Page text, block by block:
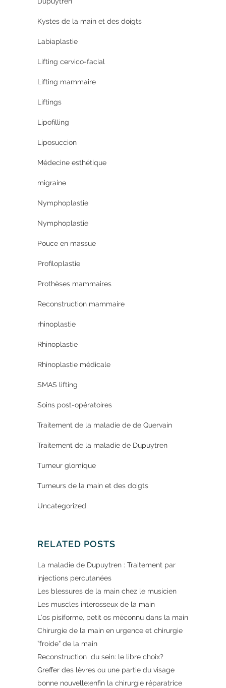
Kystes de la main et des doigts
Labiaplastie
Lifting cervico-facial
Lifting mammaire
Liftings
Lipofilling
Liposuccion
Médecine esthétique
migraine
Nymphoplastie
Nymphoplastie
Pouce en massue
Profiloplastie
Prothèses mammaires
Reconstruction mammaire
rhinoplastie
Rhinoplastie
Rhinoplastie médicale
SMAS lifting
Soins post-opératoires
Traitement de la maladie de de Quervain
Traitement de la maladie de Dupuytren
Tumeur glomique
Tumeurs de la main et des doigts
Uncategorized
RELATED POSTS
La maladie de Dupuytren : Traitement par
injections percutanées
Les blessures de la main chez le musicien
Les muscles interosseux de la main
L’os pisiforme, petit os méconnu dans la main
Chirurgie de la main en urgence et chirurgie
”froide” de la main
Reconstruction du sein: le libre choix?
Greffer des lèvres ou une partie du visage
bonne nouvelle:enfin la chirurgie réparatrice